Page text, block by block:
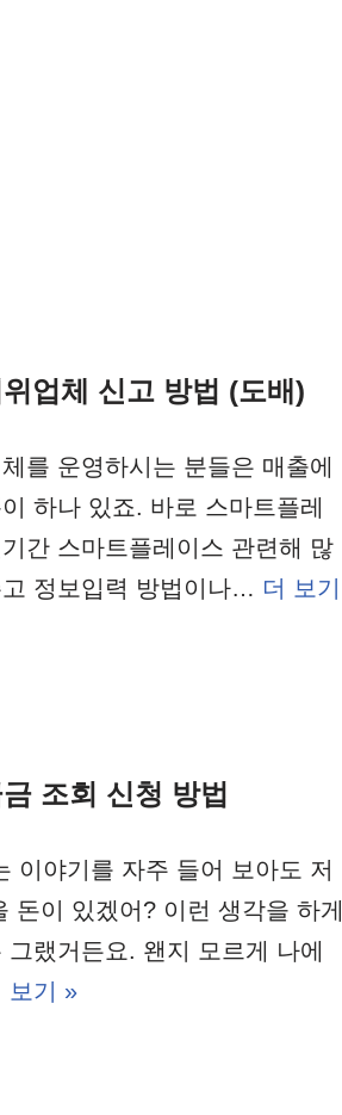
업체 신고 방법 (도배)
를 운영하시는 분들은 매출에
하나 있죠. 바로 스마트플레
간 스마트플레이스 관련해 많
정보입력 방법이나… 더 보기
조회 신청 방법
이야기를 자주 들어 보아도 저
돈이 있겠어? 이런 생각을 하게
랬거든요. 왠지 모르게 나에
보기 »